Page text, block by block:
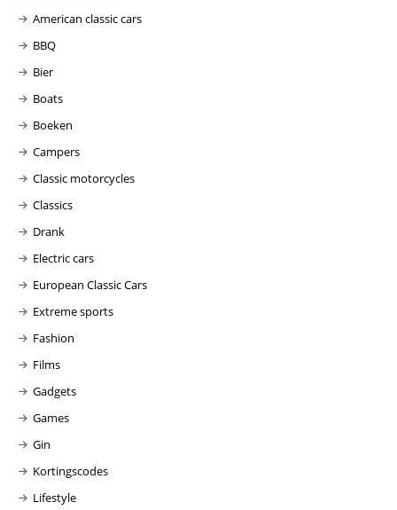
American classic cars
BBQ
Bier
Boats
Boeken
Campers
Classic motorcycles
Classics
Drank
Electric cars
European Classic Cars
Extreme sports
Fashion
Films
Gadgets
Games
Gin
Kortingscodes
Lifestyle